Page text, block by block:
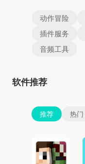
动作冒险
插件服务
音频工具
软件推荐
推荐 热门